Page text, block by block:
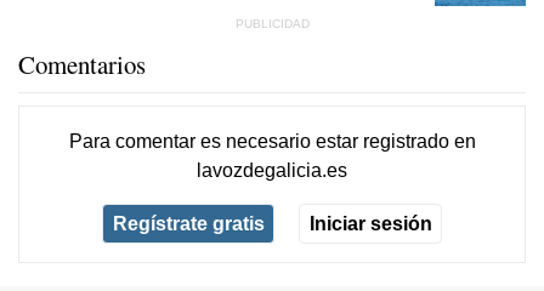
Comentarios
Para comentar es necesario estar registradoen
lavozdegalicia.es
Regístrate gratis Iniciar sesión